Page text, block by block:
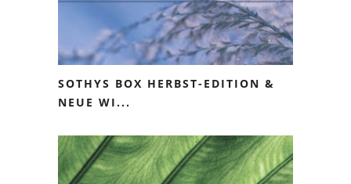
SOTHYS BOX HERBST-EDITION &
NEUE WI...